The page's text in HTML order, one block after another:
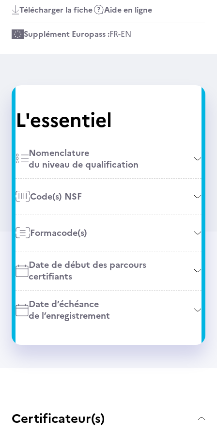
Télécharger la fiche Aide en ligne
Supplément Europass :FR-EN
L'essentiel
Nomenclature
du niveau de qualification
Code(s) NSF
Formacode(s)
Date de début des parcours
certifiants
Date d’échéance
de l’enregistrement
Certificateur(s)